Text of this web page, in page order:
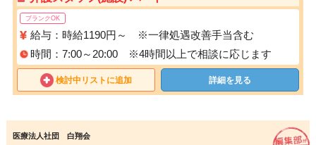
ブランクOK
給与：時給1190円～ ※一律処遇改善手当含む
時間：7:00～20:00 ※4時間以上で相談に応じます
検討中リストに追加 詳細を見る
医療法人社団 白翔会